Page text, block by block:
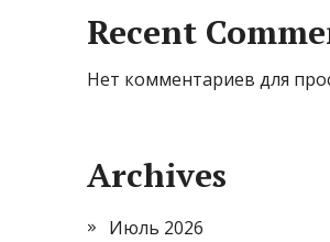
Recent
Нет комментариев для
Archives
Июль 2026